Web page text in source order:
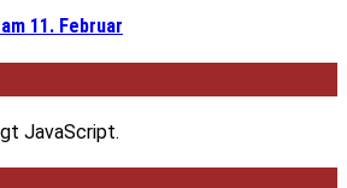
11. Februar
JavaScript.